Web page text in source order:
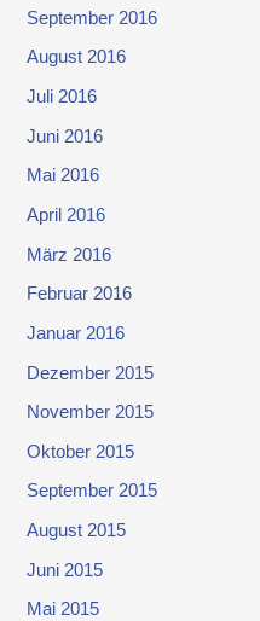
September 2016
August 2016
Juli 2016
Juni 2016
Mai 2016
April 2016
März 2016
Februar 2016
Januar 2016
Dezember 2015
November 2015
Oktober 2015
September 2015
August 2015
Juni 2015
Mai 2015